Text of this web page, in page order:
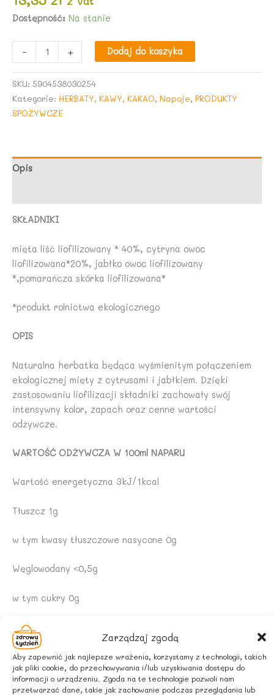
Zarządzaj zgodą
Aby zapewnić jak najlepsze wrażenia, korzystamy z technologii, takich
jak pliki cookie, do przechowywania i/lub uzyskiwania dostępu do
informacji o urządzeniu. Zgoda na te technologie pozwoli nam
przetwarzać dane, takie jak zachowanie podczas przeglądania lub
Dostępność: Na stanie
-
LIOFILIZOWANA
HERBATKA
-
+ Dodaj do koszyka
SKU: 5904538030254
Kategorie: HERBATY, KAWY, KAKAO, Napoje, PRODUKTY
SPOŻYWCZE
Opis
SKŁADNIKI
mięta liść liofilizowany * 40%, cytryna owoc
liofilizowana*20%, jabłko owoc liofilizowany
*,pomarańcza skórka liofilizowana*
*produkt rolnictwa ekologicznego
OPIS
Naturalna herbatka będąca wyśmienitym połączeniem
ekologicznej mięty z cytrusami i jabłkiem. Dzięki
zastosowaniu liofilizacji składniki zachowały swój
intensywny kolor, zapach oraz cenne wartości
odżywcze.
WARTOŚĆ ODŻYWCZA W 100ml NAPARU
Wartość energetyczna 3kJ/1kcal
Tłuszcz 1g
w tym kwasy tłuszczowe nasycone 0g
Węglowodany <0,5g
w tym cukry 0g
Białko <0,5g
Sól 0g
SPOSÓB PRZYGOTOWANIA